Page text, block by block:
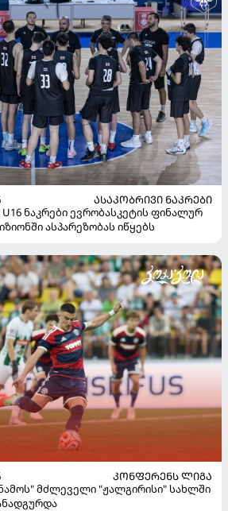
ᲐᲡᲐᲙᲝᲑᲠᲘᲕᲘ ᲜᲐᲙᲠᲔᲑᲘ
ნაკრები ევრობასკეტის ფინალურ
ასპარეზობას იწყებს
ᲙᲝᲜᲤᲔᲠᲔᲜᲡ ᲚᲘᲒᲐ
მძლეველი "ჟალგირისი" სახლში